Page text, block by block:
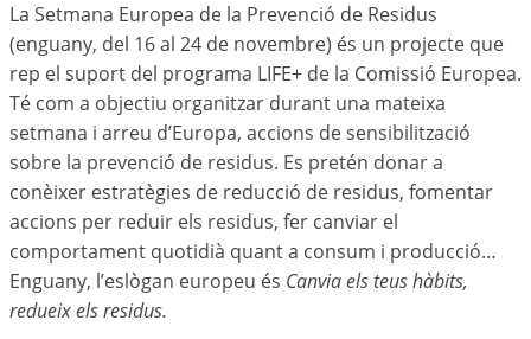
La Setmana Europea de la Prevenció de Residus
(enguany, del 16 al 24 de novembre) és un projecte que
rep el suport del programa LIFE+ de la Comissió Europea.
Té com a objectiu organitzar durant una mateixa
setmana i arreu d’Europa, accions de sensibilització
sobre la prevenció de residus. Es pretén donar a
conèixer estratègies de reducció de residus, fomentar
accions per reduir els residus, fer canviar el
comportament quotidià quant a consum i producció…
Enguany, l’eslògan europeu és Canvia els teus hàbits,
redueix els residus.